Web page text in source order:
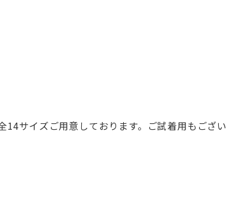
14サイズご用意しております。 ご試着用もござい